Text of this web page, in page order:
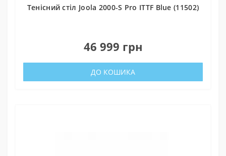
Тенісний стіл Joola 2000-S Pro ITTF Blue (11502)
46 999 грн
ДО КОШИКА